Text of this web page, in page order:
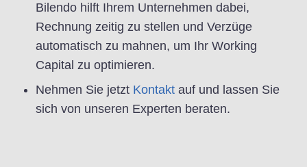
Bilendo hilft Ihrem Unternehmen dabei,
Rechnung zeitig zu stellen und Verzüge
automatisch zu mahnen, um Ihr Working
Capital zu optimieren.
Nehmen Sie jetzt Kontakt auf und lassen Sie
sich von unseren Experten beraten.